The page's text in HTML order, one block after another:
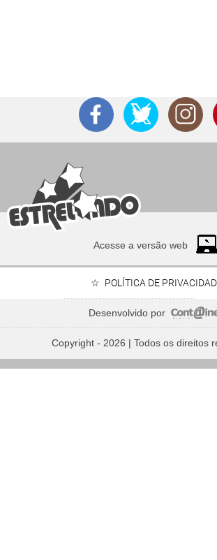
Acesse a versão web
POLÍTICA DE
Desenvolvido por
Copyright - 2026 | Todos os direitos